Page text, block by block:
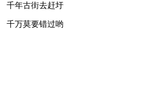
千年古街去赶圩
千万莫要错过哟